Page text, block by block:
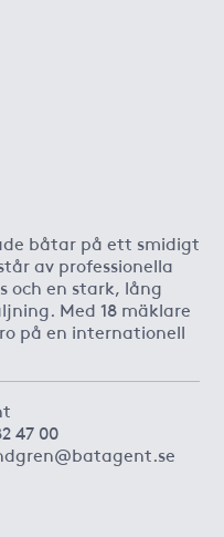
båtar på ett smidigt
av professionella
och en stark, lång
Med 18 mäklare
på en internationell
47 00